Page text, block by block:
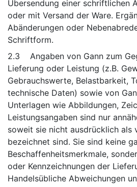
Übersendung einer schriftlichen
oder mit Versand der Ware.
Abänderungen oder
Schriftform.
2.3 Angaben von Gann zum
Lieferung oder Leistung (z.B.
Gebrauchswerte, Belastbarkeit,
technische Daten) sowie von
Unterlagen wie Abbildungen,
Leistungsangaben sind nur
soweit sie nicht ausdrücklich als
bezeichnet sind. Sie sind keine
Beschaffenheitsmerkmale,
oder Kennzeichnungen der
Handelsübliche Abweichungen